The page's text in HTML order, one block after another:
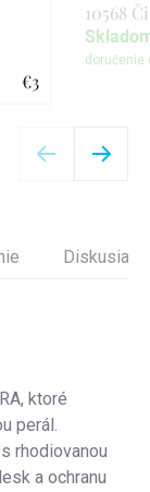
€3
10568
Diskusia
ktoré
perál.
rhodiovanou
a ochranu